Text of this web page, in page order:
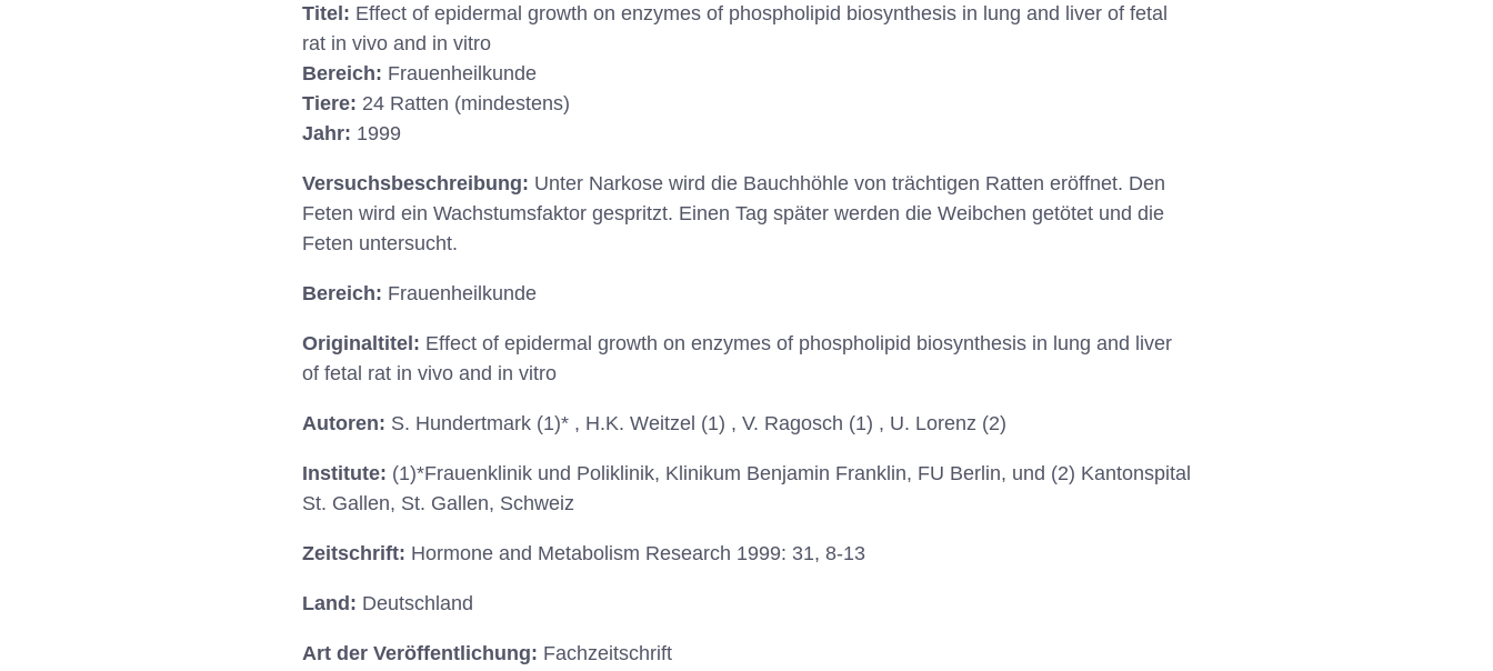
Titel: Effect of epidermal growth on enzymes of phospholipid biosynthesis in lung and liver of fetal
rat in vivo and in vitro
Bereich: Frauenheilkunde
Tiere: 24 Ratten (mindestens)
Jahr: 1999
Versuchsbeschreibung: Unter Narkose wird die Bauchhöhle von trächtigen Ratten eröffnet. Den
Feten wird ein Wachstumsfaktor gespritzt. Einen Tag später werden die Weibchen getötet und die
Feten untersucht.
Bereich: Frauenheilkunde
Originaltitel: Effect of epidermal growth on enzymes of phospholipid biosynthesis in lung and liver
of fetal rat in vivo and in vitro
Autoren: S. Hundertmark (1)* , H.K. Weitzel (1) , V. Ragosch (1) , U. Lorenz (2)
Institute: (1)*Frauenklinik und Poliklinik, Klinikum Benjamin Franklin, FU Berlin, und (2) Kantonspital
St. Gallen, St. Gallen, Schweiz
Zeitschrift: Hormone and Metabolism Research 1999: 31, 8-13
Land: Deutschland
Art der Veröffentlichung: Fachzeitschrift